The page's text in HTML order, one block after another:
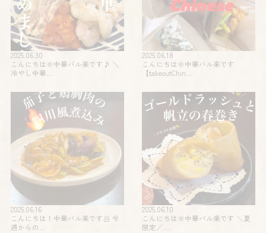
2025.06.30
こんにちは🌞中華バル楽です♪ ＼
冷やし中華…
2025.06.18
こんにちは🌞中華バル楽です
【takeoutChin…
2025.06.16
こんにちは！中華バル楽です🥟 今
週からの…
2025.06.10
こんにちは🌞中華バル楽です️ ＼夏
限定️／…